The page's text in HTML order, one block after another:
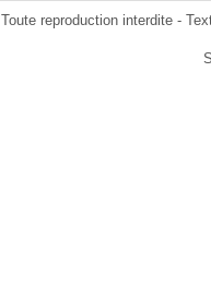
Toute reproduction interdite -